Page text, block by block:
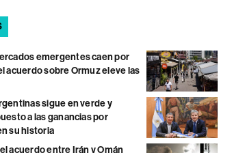
emergentes caen por
acuerdo sobre Ormuz eleve las
sigue en verde y
a las ganancias por
su historia
acuerdo entre Irán y Omán